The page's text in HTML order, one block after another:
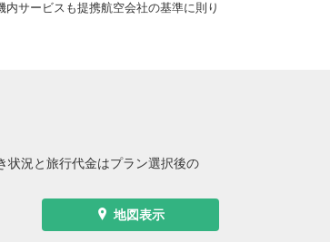
サービスも提携航空会社の基準に則り
状況と旅行代金はプラン選択後の
地図表示